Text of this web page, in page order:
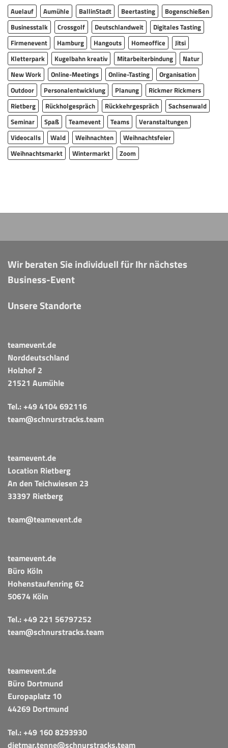
Auelauf Aumühle BallinStadt Beertasting
Bogenschießen
Businesstalk
Crossgolf Deutschlandweit
Digitales Tasting
Firmenevent
Hamburg Hangouts Homeoffice
Jitsi
Kletterpark
Kugelbahn kreativ Mitarbeiterbindung
Natur
New Work
Online-Meetings Online-Tasting
Organisation
Outdoor
Personalentwicklung Planung
Rickmer Rickmers
Rietberg
Rückholgespräch Rückkehrgespräch
Sachsenwald
Seminar
Spaß Teamevent Teams
Veranstaltungen
Videocalls
Wald Weihnachten
Weihnachtsfeier
Weihnachtsmarkt
Wintermarkt Zoom
Wir beraten Sie individuell für Ihr nächstes
Business-Event
Unsere Standorte
teamevent.de
Norddeutschland
Holzhof 2
21521 Aumühle
Tel.:+49 4104 692116
team@schnurstracks.team
teamevent.de
Location Rietberg
An den Teichwiesen 23
33397 Rietberg
team@teamevent.de
teamevent.de
Büro Köln
Hohenstaufenring 62
50674 Köln
Tel.:+49 221 56797252
team@schnurstracks.team
teamevent.de
Büro Dortmund
Europaplatz 10
44269 Dortmund
Tel.:+49 160 8293930
dietmar.tenne@schnurstracks.team